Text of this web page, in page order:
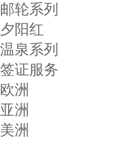
邮轮系列
夕阳红
温泉系列
签证服务
欧洲
亚洲
美洲